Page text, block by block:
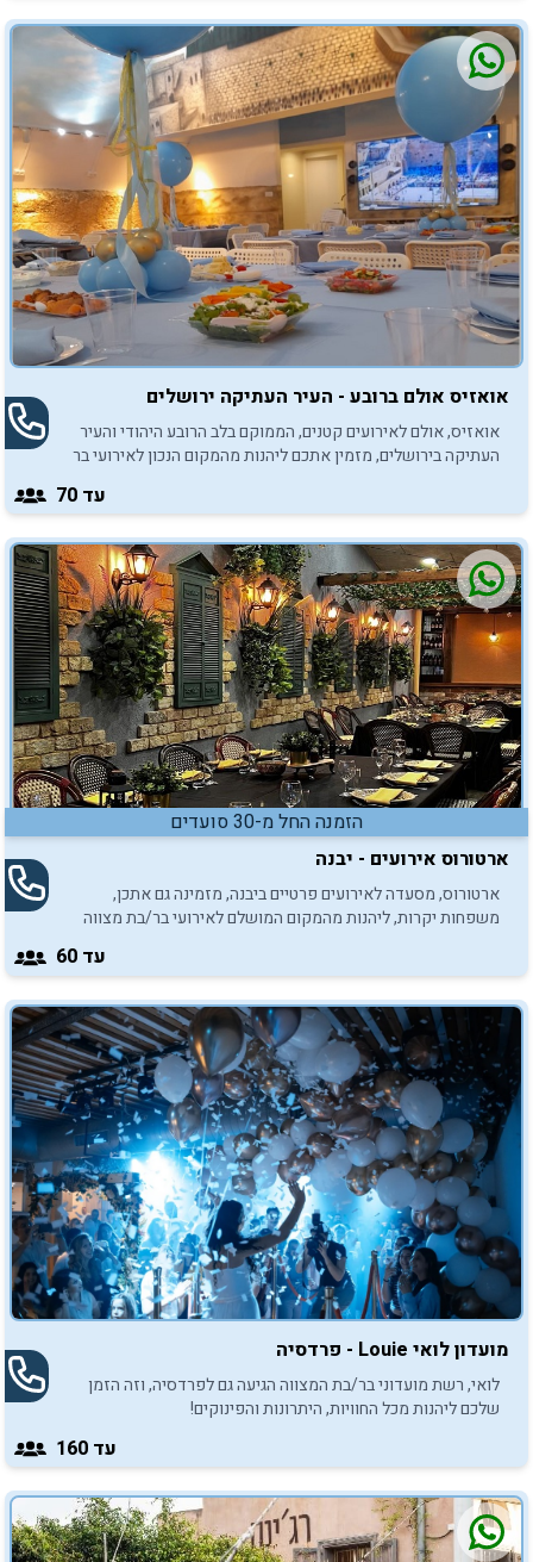
אואזיס אולם ברובע - העיר העתיקה ירושלים
אואזיס, אולם לאירועים קטנים, הממוקם בלב הרובע היהודי והעיר
העתיקה בירושלים, מזמין אתכם ליהנות מהמקום הנכון לאירועי בר
עד 70
הזמנה החל מ-30 סועדים
ארטורוס אירועים - יבנה
ארטורוס, מסעדה לאירועים פרטיים ביבנה, מזמינה גם אתכן,
משפחות יקרות, ליהנות מהמקום המושלם לאירועי בר/בת מצווה
עד 60
מועדון לואי Louie - פרדסיה
לואי, רשת מועדוני בר/בת המצווה הגיעה גם לפרדסיה, וזה הזמן
שלכם ליהנות מכל החוויות, היתרונות והפינוקים!
עד 160